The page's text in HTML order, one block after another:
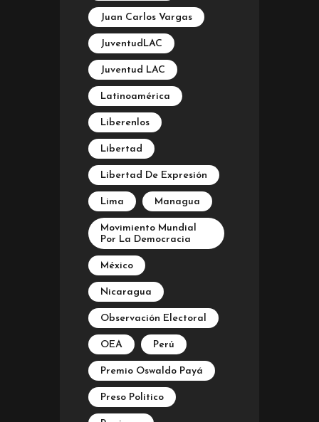
Juan Carlos Vargas
JuventudLAC
Juventud LAC
Latinoamérica
Liberenlos
Libertad
Libertad De Expresión
Lima Managua
Movimiento Mundial
Por La Democracia
México
Nicaragua
Observación Electoral
OEA Perú
Premio Oswaldo Payá
Preso Politico